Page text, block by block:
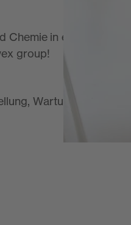
in einem
group!
Wartung und